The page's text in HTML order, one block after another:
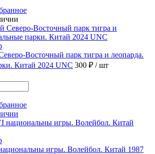
Восточный парк тигра и леопарда.
Китай 2024 UNC 300 ₽ / шт
игры. Волейбол. Китай 1987